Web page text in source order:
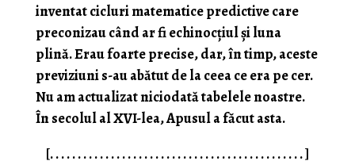
inventat cicluri matematice predictive care
preconizau când ar fi echinocțiul și luna
plină. Erau foarte precise, dar, în timp, aceste
previziuni s-au abătut de la ceea ce era pe cer.
Nu am actualizat niciodată tabelele noastre.
În secolul al XVI-lea, Apusul a făcut asta.
[. . . . . . . . . . . . . . . . . . . . . . . . . . . . . . . . . . . . . . . . . . . . . .]